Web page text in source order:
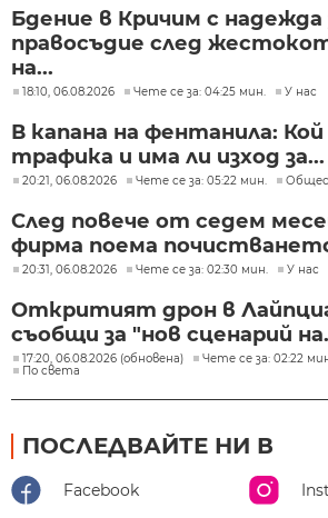
Бдение в Кричим с надежда
правосъдие след
на...
18:10, 06.08.2026 Чете се за: 04:25 мин. У нас
В капана на фентанила:
трафика и има ли изход за...
20:21, 06.08.2026 Чете се за: 05:22 мин.
След повече от седем
фирма поема
20:31, 06.08.2026 Чете се за: 02:30 мин. У нас
Откритият дрон в
съобщи за "нов сценарий
17:20, 06.08.2026 (обновена)
Чете се за: 02:22
По света
ПОСЛЕДВАЙТЕ НИ В
Facebook